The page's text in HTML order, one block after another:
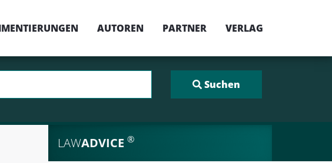
AUTOREN PARTNER VERLAG
LAWADVICE ®